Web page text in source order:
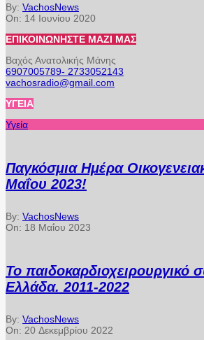
By: VachosNews
On: 14 Ιουνίου 2020
ΕΠΙΚΟΙΝΩΝΉΣΤΕ ΜΑΖΊ ΜΑΣ
Βαχός Ανατολικής Μάνης
6907005789- 2733052143
vachosradio@gmail.com
ΥΓΕΊΑ
Υγεία
Παγκόσμια Ημέρα
Μαΐου 2023!
By: VachosNews
On: 18 Μαΐου 2023
Το παιδοκαρδιοχειρουργικό
Ελλάδα. 2011-2022
By: VachosNews
On: 20 Δεκεμβρίου 2022